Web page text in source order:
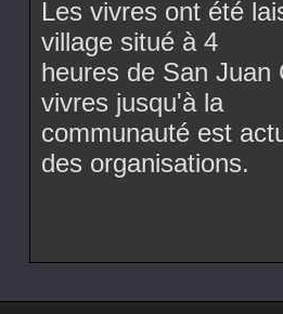
Les vivres ont été
village situé à 4
heures de San Juan
vivres jusqu'à la
communauté est
des organisations.